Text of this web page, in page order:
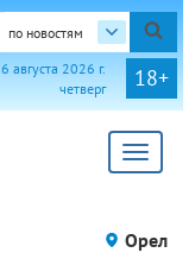
по новостям
18+
6 августа 2026 г.
четверг
Toggle
Орел